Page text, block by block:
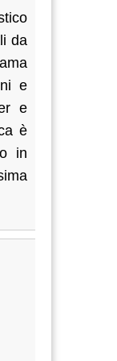
da
e
e
è
in